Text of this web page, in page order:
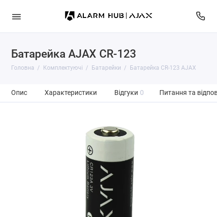
Батарейка AJAX CR-123
Головна Комплектуючі Батарейки Батарейка CR-123 AJAX
Опис Характеристики Відгуки 0 Питання та